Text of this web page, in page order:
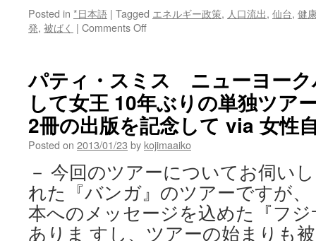
Posted in *日本語 | Tagged エネルギー政策, 人口流出, 仙台, 健
発, 被ばく | Comments Offon
重
い
足
か
せ
人
口
出…
避
難
パティ・スミス ニューヨーク
して女王 10年ぶりの単独ツア
2冊の出版を記念して via 女性
Posted on 2013/01/23 by kojimaaiko
－ 今回のツアーについてお伺い
れた『バンガ』のツアーですが
本へのメッセージを込めた『フ
ありま すし、ツアーの始まりも